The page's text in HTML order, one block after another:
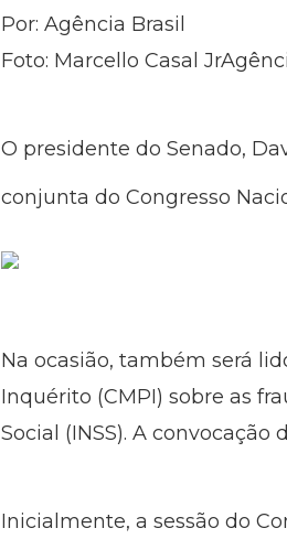
Por: Agência Brasil
Foto: Marcello Casal
O presidente do Senado,
conjunta do Congresso
Na ocasião, também será
Inquérito (CMPI) sobre as
Social (INSS). A
Inicialmente, a sessão do